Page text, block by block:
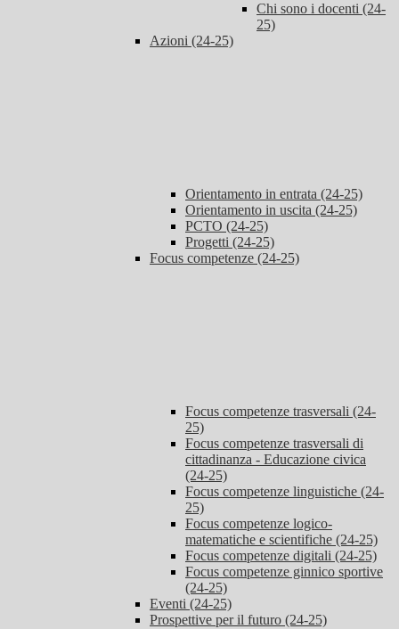
Chi sono i docenti (24-
25)
Azioni (24-25)
Orientamento in entrata (24-25)
Orientamento in uscita (24-25)
PCTO (24-25)
Progetti (24-25)
Focus competenze (24-25)
Focus competenze trasversali (24-
25)
Focus competenze trasversali di
cittadinanza - Educazione civica
(24-25)
Focus competenze linguistiche (24-
25)
Focus competenze logico-
matematiche e scientifiche (24-25)
Focus competenze digitali (24-25)
Focus competenze ginnico sportive
(24-25)
Eventi (24-25)
Prospettive per il futuro (24-25)